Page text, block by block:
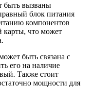
быть вызваны
блок питания
компонентов
карты, что может
быть связана с
его на наличие
Также стоит
мощности для